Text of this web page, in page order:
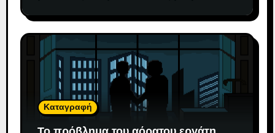
Καταγραφή